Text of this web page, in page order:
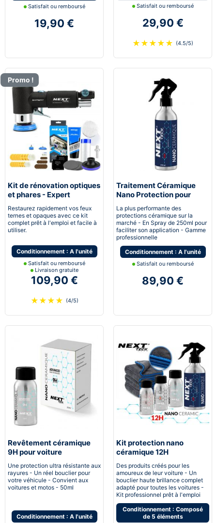
Satisfait ou remboursé
19,90 €
Satisfait ou remboursé
29,90 €
★ ★ ★ ★ ★ (4.5/5)
Promo !
Kit de rénovation optiques
et phares - Expert
Restaurez rapidement vos feux
ternes et opaques avec ce kit
complet prêt à l'emploi et facile à
utiliser.
Conditionnement : A l'unité
Satisfait ou remboursé
Livraison gratuite
109,90 €
★ ★ ★ ★ (4/5)
Traitement Céramique
Nano Protection pour
La plus performante des
protections céramique sur la
marché - En Spray de 250ml pour
faciliter son application - Gamme
professionnelle
Conditionnement : A l'unité
Satisfait ou remboursé
89,90 €
Revêtement céramique
9H pour voiture
Une protection ultra résistante aux
rayures - Un réel bouclier pour
votre véhicule - Convient aux
voitures et motos - 50ml
Conditionnement : A l'unité
Kit protection nano
céramique 12H
Des produits créés pour les
amoureux de leur voiture - Un
bouclier haute brillance complet
adapté pour toutes les voitures -
Kit professionnel prêt à l'emploi
Conditionnement : Composé
de 5 éléments